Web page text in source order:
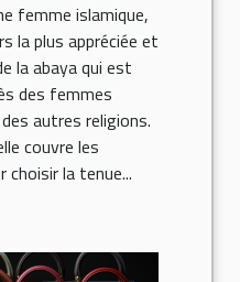
femme islamique,
la plus appréciée et
la abaya qui est
des femmes
autres religions.
couvre les
choisir la tenue...